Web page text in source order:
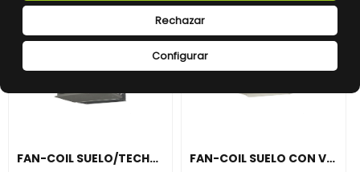
Configurar
Rechazar
FAN-COIL SUELO/TECHO SIN ENVOLVENTE FWM35DTV FAN-COIL SUELO CON VÁLVULA 2 TUBOS FWR08ATV